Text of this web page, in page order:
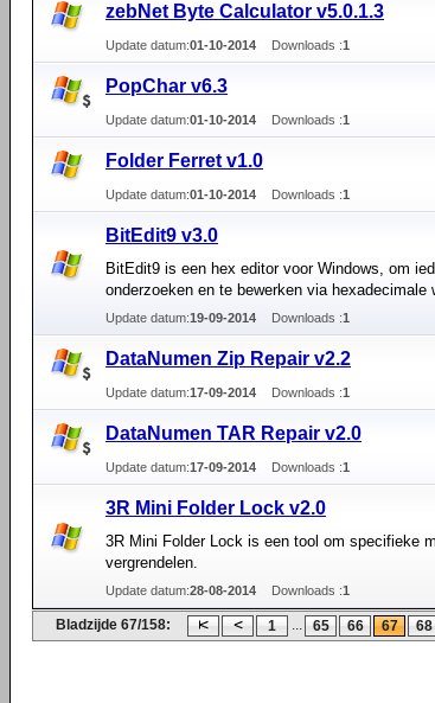
zebNet Byte Calculator v5.0.1.3
Update datum:01-10-2014 Downloads :1
PopChar v6.3
Update datum:01-10-2014 Downloads :1
Folder Ferret v1.0
Update datum:01-10-2014 Downloads :1
BitEdit9 v3.0
BitEdit9 is een hex editor voor Windows, om
onderzoeken en te bewerken via hexadecimale
Update datum:19-09-2014 Downloads :1
DataNumen Zip Repair v2.2
Update datum:17-09-2014 Downloads :1
DataNumen TAR Repair v2.0
Update datum:17-09-2014 Downloads :1
3R Mini Folder Lock v2.0
3R Mini Folder Lock is een tool om specifieke
vergrendelen.
Update datum:28-08-2014 Downloads :1
Bladzijde 67/158: 1 ... 65 66 67 68